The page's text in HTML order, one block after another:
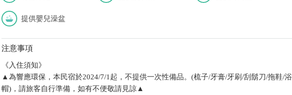
提供嬰兒澡盆
注意事項
《入住須知》
▲為響應環保，本民宿於2024/7/1起，不提供一次性備品。(梳子/牙膏/牙刷/刮鬍刀/拖鞋/浴
帽)，請旅客自行準備，如有不便敬請見諒▲